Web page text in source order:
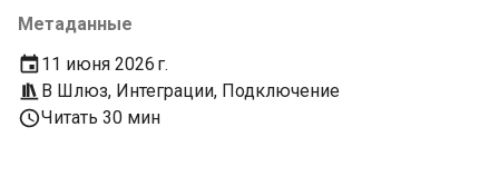
Метаданные
11 июня 2026 г.
В Шлюз, Интеграции, Подключение
Читать 30 мин